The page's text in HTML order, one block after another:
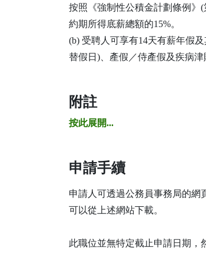
按照《強制性公積金計劃條例》
約期所得底薪總額的15%。
(b) 受聘人可享有14天有薪年假
替假日)、產假／侍產假及疾病津
附註
按此展開...
申請手續
申請人可透過公務員事務局的網
可以從上述網站下載。
此職位並無特定截止申請日期，